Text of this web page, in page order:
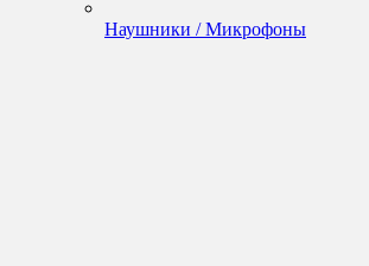
Наушники / Микрофоны